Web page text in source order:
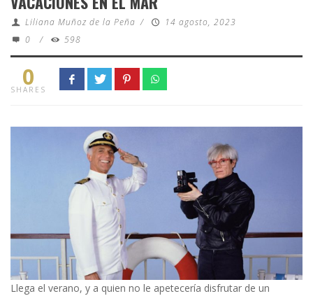
Liliana Muñoz de la Peña /
14 agosto, 2023
0
/ 598
0
SHARES
Llega el verano, y a quien no le apetecería disfrutar de un